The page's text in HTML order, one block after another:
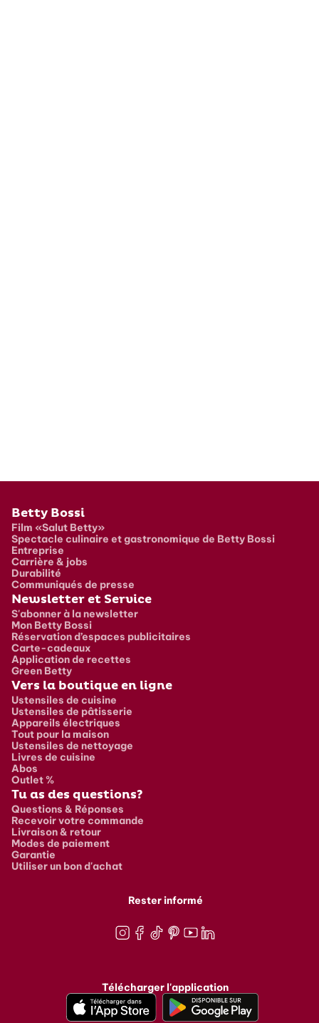
Pied de page
Betty Bossi
Film «Salut Betty»
Spectacle culinaire et gastronomique de Betty Bossi
Entreprise
Carrière & jobs
Durabilité
Communiqués de presse
Newsletter et Service
S'abonner à la newsletter
Mon Betty Bossi
Réservation d’espaces publicitaires
Carte-cadeaux
Application de recettes
Green Betty
Vers la boutique en ligne
Ustensiles de cuisine
Ustensiles de pâtisserie
Appareils électriques
Tout pour la maison
Ustensiles de nettoyage
Livres de cuisine
Abos
Outlet %
Tu as des questions?
Questions & Réponses
Recevoir votre commande
Livraison & retour
Modes de paiement
Garantie
Utiliser un bon d'achat
Rester informé
Télécharger l'application